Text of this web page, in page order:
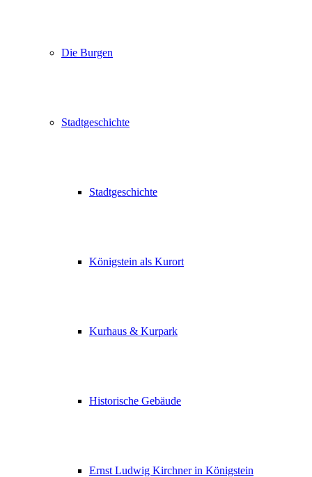
Die Burgen
Stadtgeschichte
Stadtgeschichte
Königstein als Kurort
Kurhaus & Kurpark
Historische Gebäude
Ernst Ludwig Kirchner in Königstein